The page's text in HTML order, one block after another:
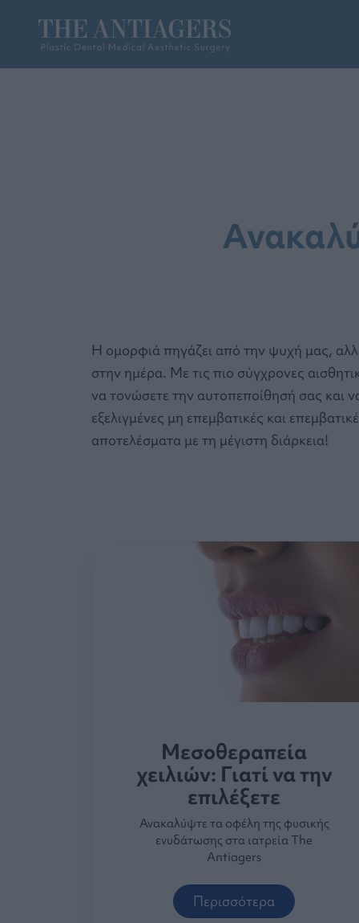
Η ομορφιά πηγάζει από την ψυχή μας,
στην ημέρα. Με τις πιο σύγχρονες
να τονώσετε την αυτοπεποίθησή σας και
εξελιγμένες μη επεμβατικές και
αποτελέσματα με τη μέγιστη διάρκεια!
Μεσοθεραπεία
χειλιών: Γιατί να την
επιλέξετε
Ανακαλύψτε τα οφέλη της φυσικής
ενυδάτωσης στα ιατρεία The
Antiagers
Περισσότερα